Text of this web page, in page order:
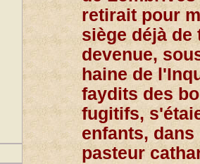
retirait pour
siège déjà
devenue,
haine de
faydits des
fugitifs,
enfants,
pasteur